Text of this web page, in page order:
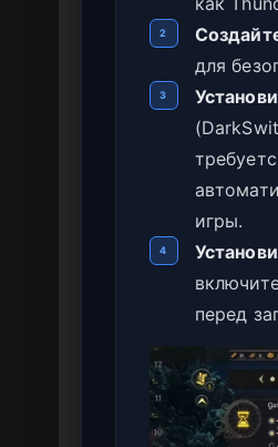
2
для
3
игры.
4
перед